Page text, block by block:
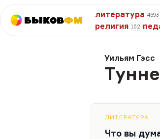
БыковФМ
литература 4693
религия 152
Уильям Гэсс
ЛИТЕРАТУРА
Что вы